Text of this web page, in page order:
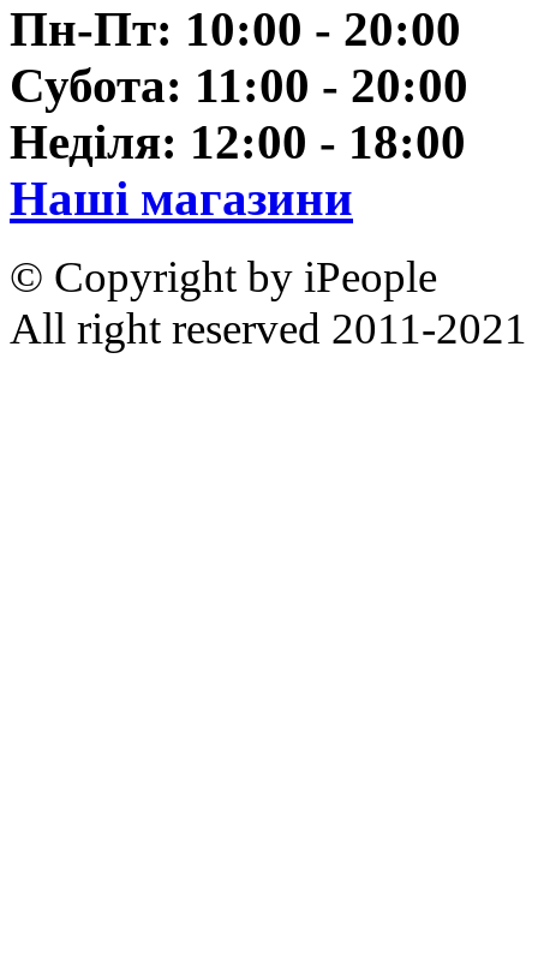
Пн-Пт: 10:00 - 20:00
Субота: 11:00 - 20:00
Неділя: 12:00 - 18:00
Наші магазини
© Copyright by iPeople
All right reserved 2011-2021